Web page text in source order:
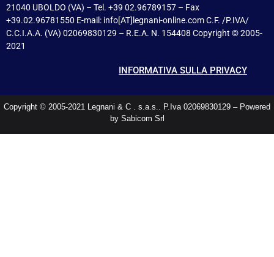
21040 UBOLDO (VA) – Tel. +39 02.96789157 – Fax
+39.02.96781550 E-mail: info[AT]legnani-online.com C.F. /P.IVA/
C.C.I.A.A. (VA) 02069830129 – R.E.A. N. 154408 Copyright © 2005-
2021
INFORMATIVA SULLA PRIVACY
Copyright © 2005-2021 Legnani & C . s.a.s.. P.Iva 02069830129 – Powered
by Sabicom Srl